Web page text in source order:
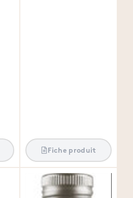
Fiche produit